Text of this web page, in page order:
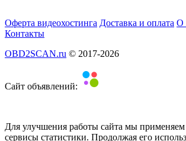
Оферта видеохостинга Доставка и оплата О
Контакты
OBD2SCAN.ru © 2017-2026
Сайт объявлений:
Для улучшения работы сайта мы
сервисы статистики. Продолжая его